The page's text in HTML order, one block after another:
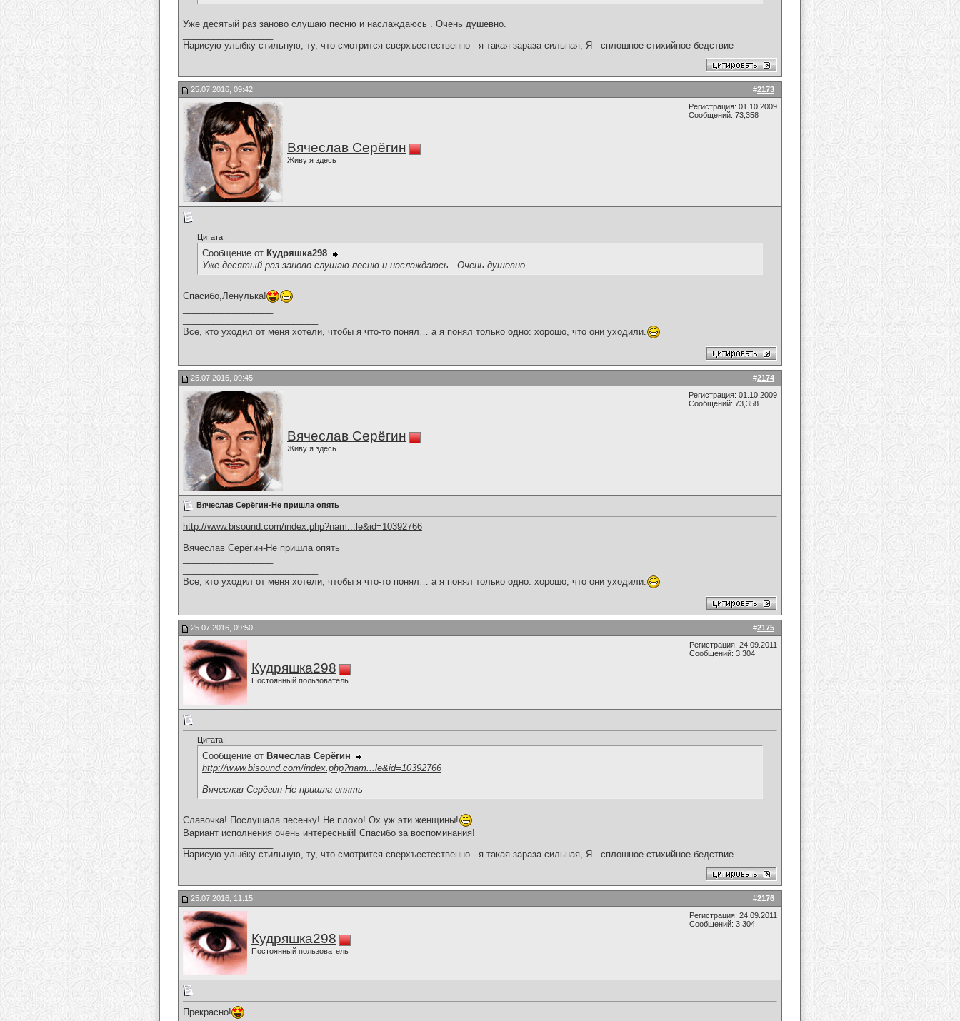
Уже десятый раз заново слушаю песню и наслаждаюсь . Очень душевно.
Нарисую улыбку стильную, ту, что смотрится сверхъестественно - я такая зараза сильная, Я - сплошное стихийное бедствие
#2173
25.07.2016, 09:42
Вячеслав Серёгин
Живу я здесь
Регистрация: 01.10.2009
Сообщений: 73,358
Цитата:
Сообщение от Кудряшка298
Уже десятый раз заново слушаю песню и наслаждаюсь . Очень душевно.
Спасибо,Ленулька!
Все, кто уходил от меня хотели, чтобы я что-то понял… а я понял только одно: хорошо, что они уходили.
#2174
25.07.2016, 09:45
Вячеслав Серёгин
Живу я здесь
Регистрация: 01.10.2009
Сообщений: 73,358
Вячеслав Серёгин-Не пришла опять
http://www.bisound.com/index.php?nam...le&id=10392766
Вячеслав Серёгин-Не пришла опять
Все, кто уходил от меня хотели, чтобы я что-то понял… а я понял только одно: хорошо, что они уходили.
#2175
25.07.2016, 09:50
Кудряшка298
Постоянный пользователь
Регистрация: 24.09.2011
Сообщений: 3,304
Цитата:
Сообщение от Вячеслав Серёгин
http://www.bisound.com/index.php?nam...le&id=10392766
Вячеслав Серёгин-Не пришла опять
Славочка! Послушала песенку! Не плохо! Ох уж эти женщины!
Вариант исполнения очень интересный! Спасибо за воспоминания!
Нарисую улыбку стильную, ту, что смотрится сверхъестественно - я такая зараза сильная, Я - сплошное стихийное бедствие
#2176
25.07.2016, 11:15
Кудряшка298
Постоянный пользователь
Регистрация: 24.09.2011
Сообщений: 3,304
Прекрасно!